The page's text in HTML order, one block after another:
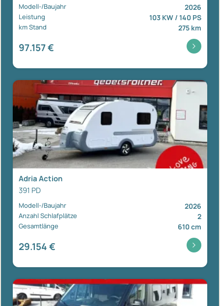
Modell-/Baujahr 2026
Leistung 103 KW / 140 PS
km Stand 275 km
97.157 €
Adria Action
391 PD
Modell-/Baujahr 2026
Anzahl Schlafplätze 2
Gesamtlänge 610 cm
29.154 €